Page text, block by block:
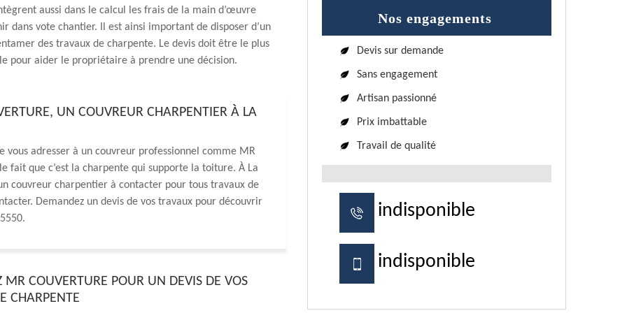
aussi dans le calcul les frais de la main d’œuvre
dans vote chantier. Il est ainsi important de disposer d’un
des travaux de charpente. Le devis doit être le plus
pour aider le propriétaire à prendre une décision.
UN COUVREUR CHARPENTIER À LA
adresser à un couvreur professionnel comme MR
fait que c’est la charpente qui supporte la toiture. À La
couvreur charpentier à contacter pour tous travaux de
Demandez un devis de vos travaux pour découvrir
MR COUVERTURE POUR UN DEVIS DE VOS
CHARPENTE
Nos engagements
Devis sur demande
Sans engagement
Artisan passionné
Prix imbattable
Travail de qualité
indisponible
indisponible